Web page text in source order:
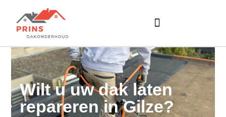
Wilt u uw dak laten
repareren in Gilze?